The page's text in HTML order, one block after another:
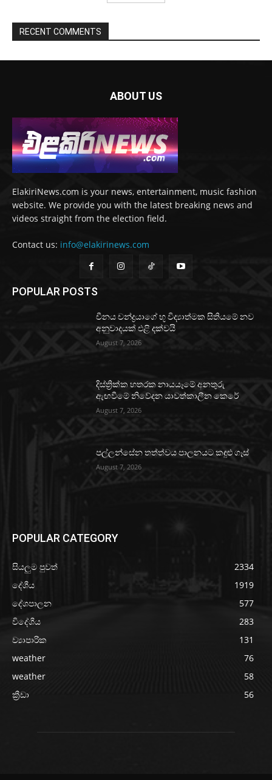
RECENT COMMENTS
ABOUT US
ElakiriNews.com is your news, entertainment, music fashion
website. We provide you with the latest breaking news and
videos straight from the election field.
Contact us: info@elakirinews.com
POPULAR POSTS
චීනය චන්ද්‍රයාගේ භූ විද්‍යාත්මක සිතියමේ නව
අනුවාදයක් එළි දක්වයි
August 7, 2026
දිස්ත්‍රික්ක හතරක නායයෑමේ අනතුරු
ඇඟවීමේ නිවේදන යාවත්කාලීන කෙරේ
August 7, 2026
පල්ලන්සේන තත්ත්වය පාලනයට කඳුළු ගෑස්
August 7, 2026
POPULAR CATEGORY
සියලුම පුවත්
2334
දේශීය
1919
දේශපාලන
577
විදේශීය
283
ව්‍යාපාරික
131
weather
76
weather
58
ක්‍රීඩා
56